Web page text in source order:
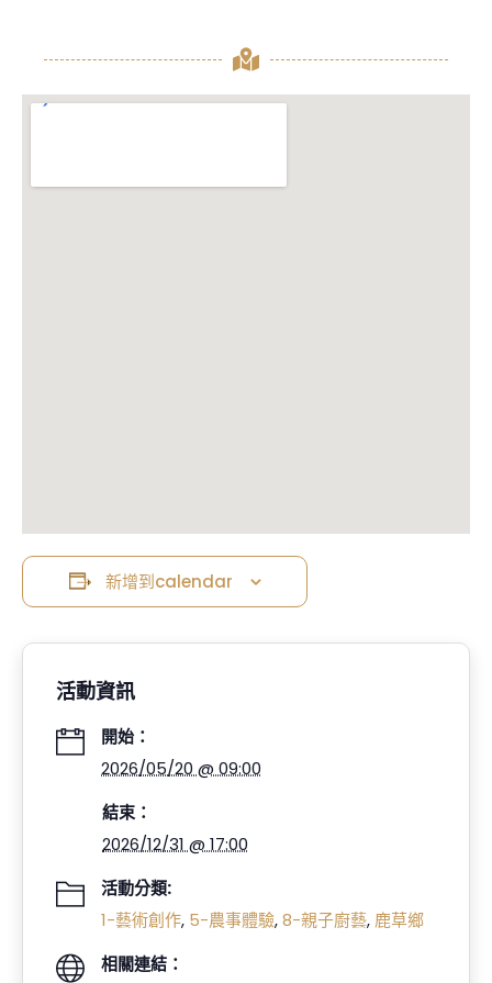
新增到calendar
活動資訊
開始：
2026/05/20 @ 09:00
結束：
2026/12/31 @ 17:00
活動分類:
1-藝術創作, 5-農事體驗,8-親子廚藝, 鹿草鄉
相關連結：